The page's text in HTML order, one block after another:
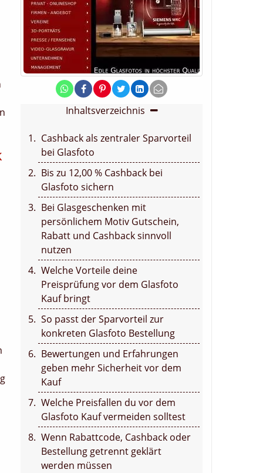
Inhaltsverzeichnis
Cashback als zentraler Sparvorteil
bei Glasfoto
Bis zu 12,00 % Cashback bei
Glasfoto sichern
Bei Glasgeschenken mit
persönlichem Motiv Gutschein,
Rabatt und Cashback sinnvoll
nutzen
Welche Vorteile deine
Preisprüfung vor dem Glasfoto
Kauf bringt
So passt der Sparvorteil zur
konkreten Glasfoto Bestellung
Bewertungen und Erfahrungen
geben mehr Sicherheit vor dem
Kauf
Welche Preisfallen du vor dem
Glasfoto Kauf vermeiden solltest
Wenn Rabattcode, Cashback oder
Bestellung getrennt geklärt
werden müssen